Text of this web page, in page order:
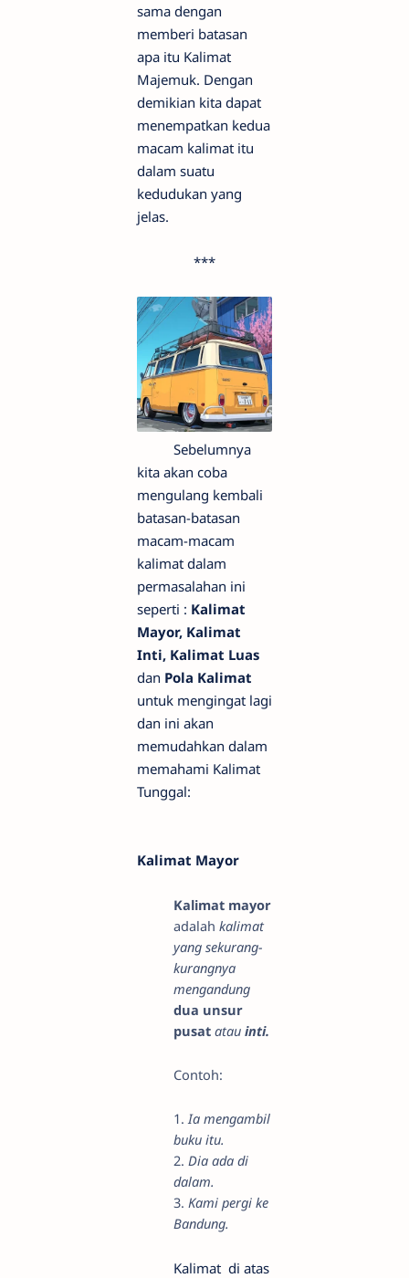
sama dengan
memberi batasan
apa itu Kalimat
Majemuk. Dengan
demikian kita dapat
menempatkan kedua
macam kalimat itu
dalam suatu
kedudukan yang
jelas.
***
Sebelumnya
kita akan coba
mengulang kembali
batasan-batasan
macam-macam
kalimat dalam
permasalahan ini
seperti : Kalimat
Mayor, Kalimat
Inti, Kalimat Luas
dan Pola Kalimat
untuk mengingat lagi
dan ini akan
memudahkan dalam
memahami Kalimat
Tunggal:
Kalimat Mayor
Kalimat mayor
adalah kalimat
yang sekurang-
kurangnya
mengandung
dua unsur
pusat atau inti.
Contoh:
1. Ia mengambil
buku itu.
2. Dia ada di
dalam.
3. Kami pergi ke
Bandung.
Kalimat di atas